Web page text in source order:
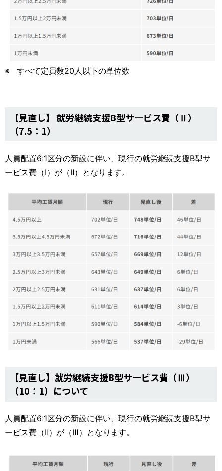
すべて定員数20人以下の単位数
【見直し】 就労継続支援B型サービス費（Ⅱ）
（7.5：1）
人員配置6:1区分の新設に伴い、現行の就労継続支援B型サ
ービス費（Ⅰ）が（Ⅱ）となります。
【見直し】就労継続支援B型サービス費（Ⅲ）
（10：1）について
人員配置6:1区分の新設に伴い、現行の就労継続支援B型サ
ービス費（Ⅱ）が（Ⅲ）となります。